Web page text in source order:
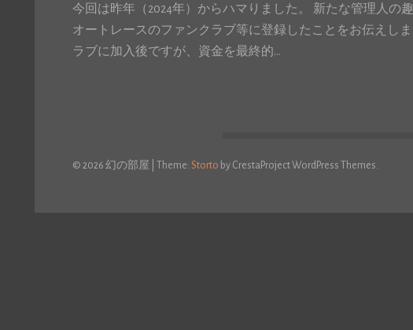
今回は昨年（2024年）からハマりました。 新たな管理人の
オートレースのファンクラブ等に登録したことをお伝えし
ラブに加入後ですが、資金を最終的…
© 2026 幻の部屋 Theme: Storto by CrestaProject WordPress Themes.